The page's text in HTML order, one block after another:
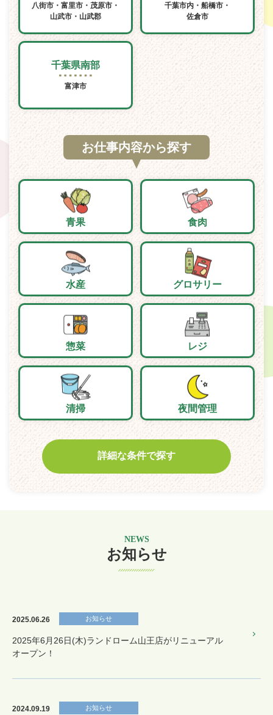
八街市・富里市・茂原市・
山武市・山武郡
千葉市内・船橋市・
佐倉市
千葉県南部
富津市
お仕事内容から探す
青果 食肉
水産 グロサリー
惣菜 レジ
清掃 夜間管理
詳細な条件で探す
NEWS
お知らせ
お知らせ
2025.06.26
2025年6月26日(木)ランドローム山王店がリニューアル
オープン！
お知らせ
2024.09.19